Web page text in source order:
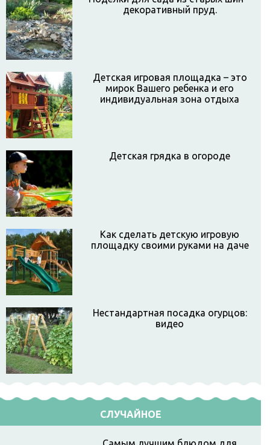
декоративный пруд.
Детская игровая площадка – это
мирок Вашего ребенка и его
индивидуальная зона отдыха
Детская грядка в огороде
Как сделать детскую игровую
площадку своими руками на даче
Нестандартная посадка огурцов:
видео
СЛУЧАЙНОЕ